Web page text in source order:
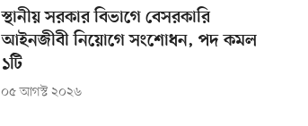
স্থানীয় সরকার বিভাগে বেসরকারি
আইনজীবী নিয়োগে সংশোধন, পদ কমল
১টি
০৫ আগস্ট ২০২৬